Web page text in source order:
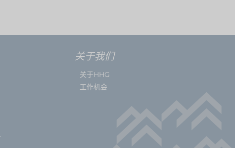
关于我们
关于HHG
工作机会